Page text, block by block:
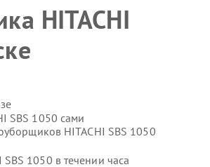
HITACHI
SBS 1050 сами
HITACHI SBS 1050
1050 в течении часа